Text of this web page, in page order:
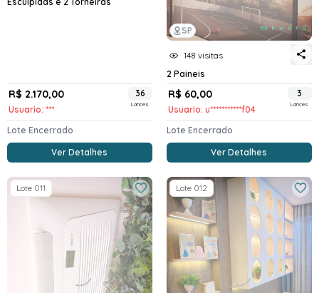
R$ 2.170,00
Usuario: ***
36
Lances
Lote Encerrado
Ver Detalhes
SP
148 visitas
2 Paineis
R$ 60,00
Usuario: u***********f04
3
Lances
Lote Encerrado
Ver Detalhes
Lote 011 Lote 012